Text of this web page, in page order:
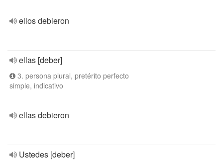
ellos debieron
ellas [deber]
3. persona plural, pretérito perfecto
simple, indicativo
ellas debieron
Ustedes [deber]